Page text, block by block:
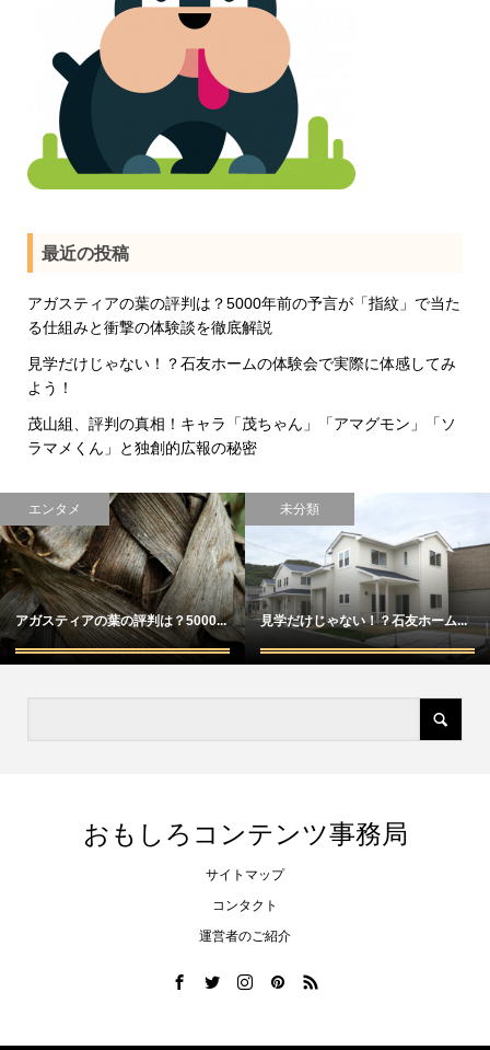
最近の投稿
アガスティアの葉の評判は？5000年前の予言が「指紋」で当た
る仕組みと衝撃の体験談を徹底解説
見学だけじゃない！？石友ホームの体験会で実際に体感してみ
よう！
茂山組、評判の真相！キャラ「茂ちゃん」「アマグモン」「ソ
ラマメくん」と独創的広報の秘密
エンタメ
アガスティアの葉の評判は？5000...
未分類
見学だけじゃない！？石友ホーム...
おもしろコンテンツ事務局
サイトマップ
コンタクト
運営者のご紹介